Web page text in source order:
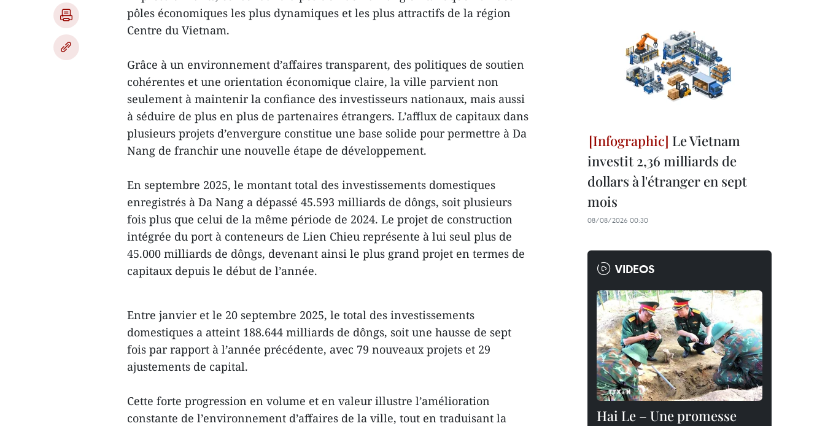
pôles économiques les plus dynamiques et les plus attractifs de la région
Centre du Vietnam.
Grâce à un environnement d’affaires transparent, des politiques de soutien
cohérentes et une orientation économique claire, la ville parvient non
seulement à maintenir la confiance des investisseurs nationaux, mais aussi
à séduire de plus en plus de partenaires étrangers. L’afflux de capitaux dans
plusieurs projets d’envergure constitue une base solide pour permettre à Da
Nang de franchir une nouvelle étape de développement.
En septembre 2025, le montant total des investissements domestiques
enregistrés à Da Nang a dépassé 45.593 milliards de dôngs, soit plusieurs
fois plus que celui de la même période de 2024. Le projet de construction
intégrée du port à conteneurs de Lien Chieu représente à lui seul plus de
45.000 milliards de dôngs, devenant ainsi le plus grand projet en termes de
capitaux depuis le début de l’année.
Entre janvier et le 20 septembre 2025, le total des investissements
domestiques a atteint 188.644 milliards de dôngs, soit une hausse de sept
fois par rapport à l’année précédente, avec 79 nouveaux projets et 29
ajustements de capital.
Cette forte progression en volume et en valeur illustre l’amélioration
constante de l’environnement d’affaires de la ville, tout en traduisant la
Le Vietnam
investit 2,36 milliards de
dollars à l'étranger en sept
mois
08/08/2026 00:30
VIDEOS
Hai Le – Une promesse